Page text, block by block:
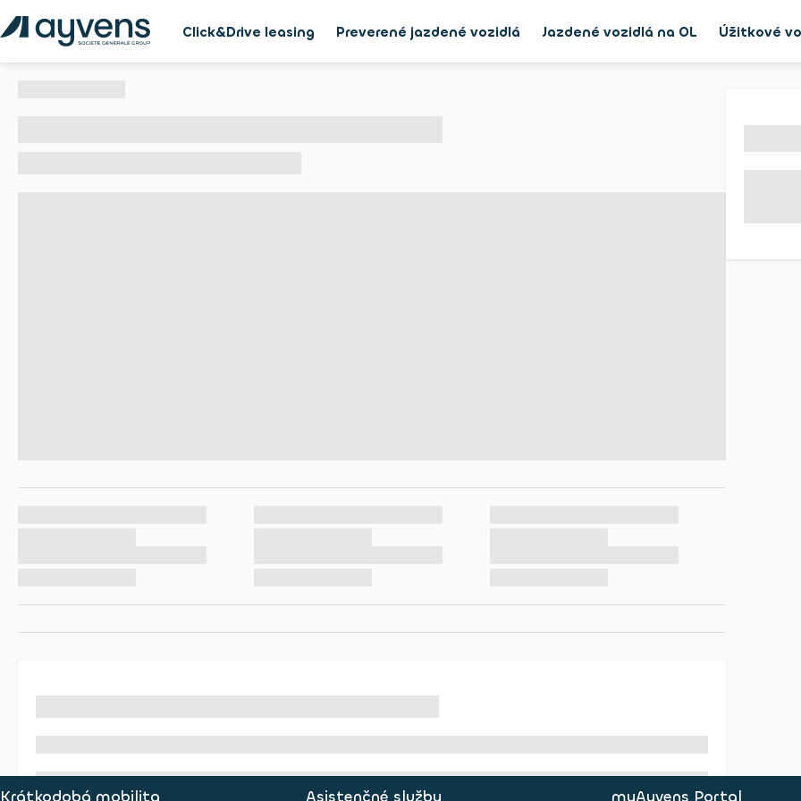
Click&Drive leasing Preverené jazdené vozidlá Jazdené vozidlá na OL Úžitkové